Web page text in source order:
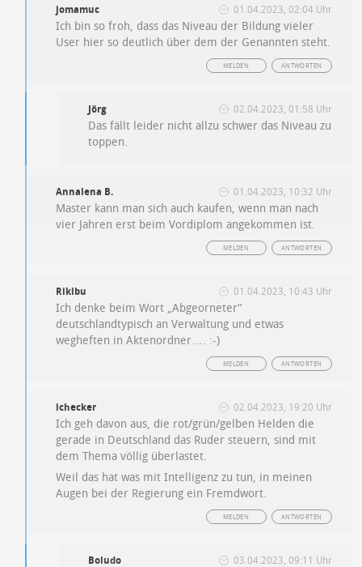
jomamuc 01.04.2023, 02:04 Uhr
Ich bin so froh, dass das Niveau der Bildung vieler
User hier so deutlich über dem der Genannten steht.
ANTWORTEN
MELDEN
Jörg 02.04.2023, 01:58 Uhr
Das fällt leider nicht allzu schwer das Niveau zu
toppen.
Annalena B. 01.04.2023, 10:32 Uhr
Master kann man sich auch kaufen, wenn man nach
vier Jahren erst beim Vordiplom angekommen ist.
ANTWORTEN
MELDEN
Rikibu 01.04.2023, 10:43 Uhr
Ich denke beim Wort „Abgeorneter“
deutschlandtypisch an Verwaltung und etwas
wegheften in Aktenordner…. :-)
ANTWORTEN
MELDEN
ichecker 02.04.2023, 19:20 Uhr
Ich geh davon aus, die rot/grün/gelben Helden die
gerade in Deutschland das Ruder steuern, sind mit
dem Thema völlig überlastet.
Weil das hat was mit Intelligenz zu tun, in meinen
Augen bei der Regierung ein Fremdwort.
ANTWORTEN
MELDEN
Boludo 03.04.2023, 09:11 Uhr